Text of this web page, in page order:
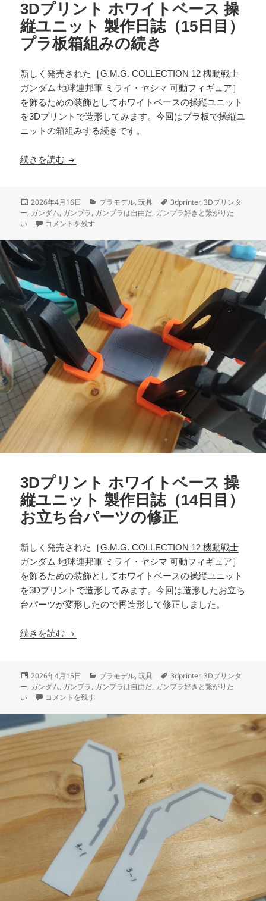
3Dプリント ホワイトベース 操
縦ユニット 製作日誌（15日目）
プラ板箱組みの続き
新しく発売された［G.M.G. COLLECTION 12 機動戦士
ガンダム 地球連邦軍 ミライ・ヤシマ 可動フィギュア］
を飾るための装飾としてホワイトベースの操縦ユニット
を3Dプリントで造形してみます。今回はプラ板で操縦ユ
ニットの箱組みする続きです。
続きを読む 3Dプリント ホワイトベース 操縦ユニット 製作
投
稿
日:
2026年4月16日
カ
テ
ー
プラモデル,玩具
タ
グ
3dprinter,3Dプリンタ
ー, ガンダム, ガンプラ, ガンプラは自由だ, ガンプラ好きと繋がりた
い
3Dプリント ホワイトベース 操縦ユニット 製作日誌（15日目）プラ
コメントを残す
3Dプリント ホワイトベース 操
縦ユニット 製作日誌（14日目）
お立ち台パーツの修正
新しく発売された［G.M.G. COLLECTION 12 機動戦士
ガンダム 地球連邦軍 ミライ・ヤシマ 可動フィギュア］
を飾るための装飾としてホワイトベースの操縦ユニット
を3Dプリントで造形してみます。今回は造形したお立ち
台パーツが変形したので再造形して修正しました。
続きを読む 3Dプリント ホワイトベース 操縦ユニット 製作
投
稿
日:
2026年4月15日
カ
テ
ー
プラモデル,玩具
タ
グ
3dprinter,3Dプリンタ
ー, ガンダム, ガンプラ, ガンプラは自由だ, ガンプラ好きと繋がりた
い
3Dプリント ホワイトベース 操縦ユニット 製作日誌（14日目）お立
コメントを残す